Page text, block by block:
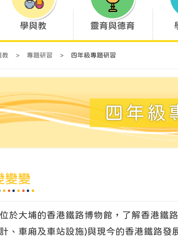
學與教 靈育與德育
教 > 專題研習 > 四年級專題研習
四年級
變變
於大埔的香港鐵路博物館，了解香港鐵
、車廂及車站設施)與現今的香港鐵路